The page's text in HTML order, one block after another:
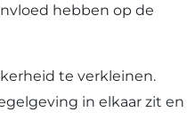
hebben op de
te verkleinen.
in elkaar zit en